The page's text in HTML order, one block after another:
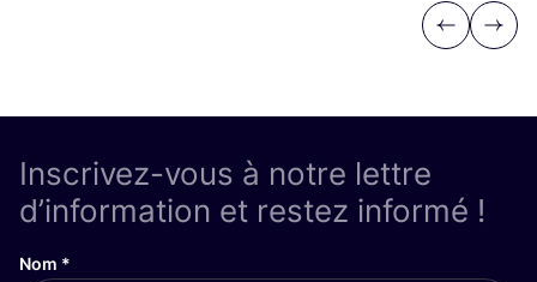
Previous
Next
Inscrivez-vous à notre lettre
d’information et restez informé !
Nom *